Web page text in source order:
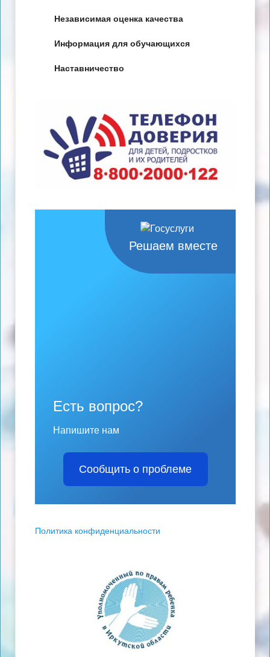
Независимая оценка качества
Информация для обучающихся
Наставничество
Решаем вместе
Есть вопрос?
Напишите нам
Сообщить о проблеме
Политика конфиденциальности